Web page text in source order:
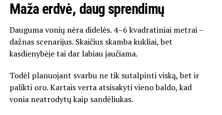
Maža erdvė, daug sprendimų
Dauguma vonių nėra didelės. 4–6 kvadratiniai metrai –
dažnas scenarijus. Skaičius skamba kukliai, bet
kasdienybėje tai dar labiau jaučiama.
Todėl planuojant svarbu ne tik sutalpinti viską, bet ir
palikti oro. Kartais verta atsisakyti vieno baldo, kad
vonia neatrodytų kaip sandėliukas.